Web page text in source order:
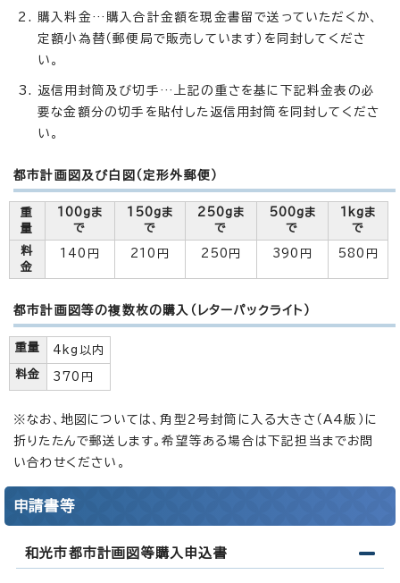
購入料金…購入合計金額を現金書留で送っていただくか、
定額小為替（郵便局で販売しています）を同封してくださ
い。
返信用封筒及び切手…上記の重さを基に下記料金表の必
要な金額分の切手を貼付した返信用封筒を同封してくださ
い。
都市計画図及び白図（定形外郵便）
重
量
100gま
で
150gま
で
250gま
で
500gま
で
1kgま
で
料
金
140円 210円 250円 390円 580円
都市計画図等の複数枚の購入（レターパックライト）
重量 4kg以内
料金 370円
※なお、地図については、角型2号封筒に入る大きさ（A4版）に
折りたたんで郵送します。希望等ある場合は下記担当までお問
い合わせください。
申請書等
和光市都市計画図等購入申込書